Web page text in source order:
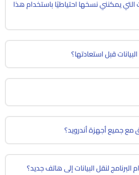
التي يمكنني نسخها احتياطيًا باستخدام هذا
قبل استعادتها؟
جميع أجهزة أندرويد؟
لنقل البيانات إلى هاتف جديد؟